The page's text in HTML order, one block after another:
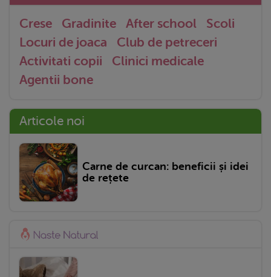
Crese Gradinite After school
Scoli
Locuri de joaca
Club de petreceri
Activitati copii
Clinici medicale
Agentii bone
Articole noi
Carne de curcan: beneficii și idei
de rețete